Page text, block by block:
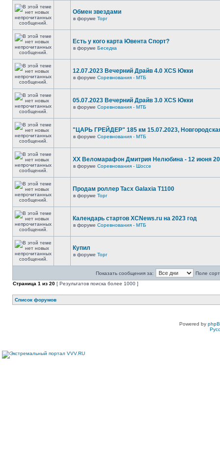
Обмен звездами
в форуме Торг
Есть у кого карта Ювента Спорт?
в форуме Беседка
12.07.2023 Вечерний Драйв 4.0 XCS Юкки
в форуме Соревнования - МТБ
05.07.2023 Вечерний Драйв 3.0 XCS Юкки
в форуме Соревнования - МТБ
"ЦАРЬ ГРЕЙДЕР" 185 км 15.07.2023,
в форуме Соревнования - МТБ
XX Веломарафон Дмитрия Нелюбина - 12 июня
в форуме Соревнования - Шоссе
Продам роллер Tacx Galaxia T1100
в форуме Торг
Календарь стартов XCNews.ru на 2023 год
в форуме Соревнования - МТБ
Купил
в форуме Торг
Показать сообщения за:
Поле
Страница 1 из 20 [ Результатов поиска более 1000 ]
Список форумов
Powered by